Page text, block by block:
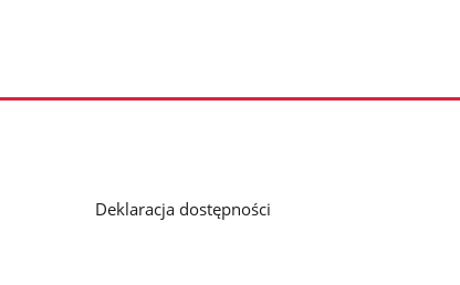
Deklaracja dostępności